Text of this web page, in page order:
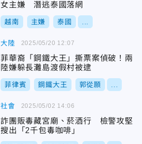
女主嫌 潛逃泰國落網
越南 主嫌 泰國
大陸
菲華裔「鋼鐵大王」撕票案偵破！兩
陸嫌躲長灘島渡假村被逮
菲律賓 鋼鐵大王 郭從願
2025/05/20 12:07
社會
詐團販毒藏宮廟、菸酒行 檢警攻堅
搜出「2千包毒咖啡」
2025/05/02 14:06